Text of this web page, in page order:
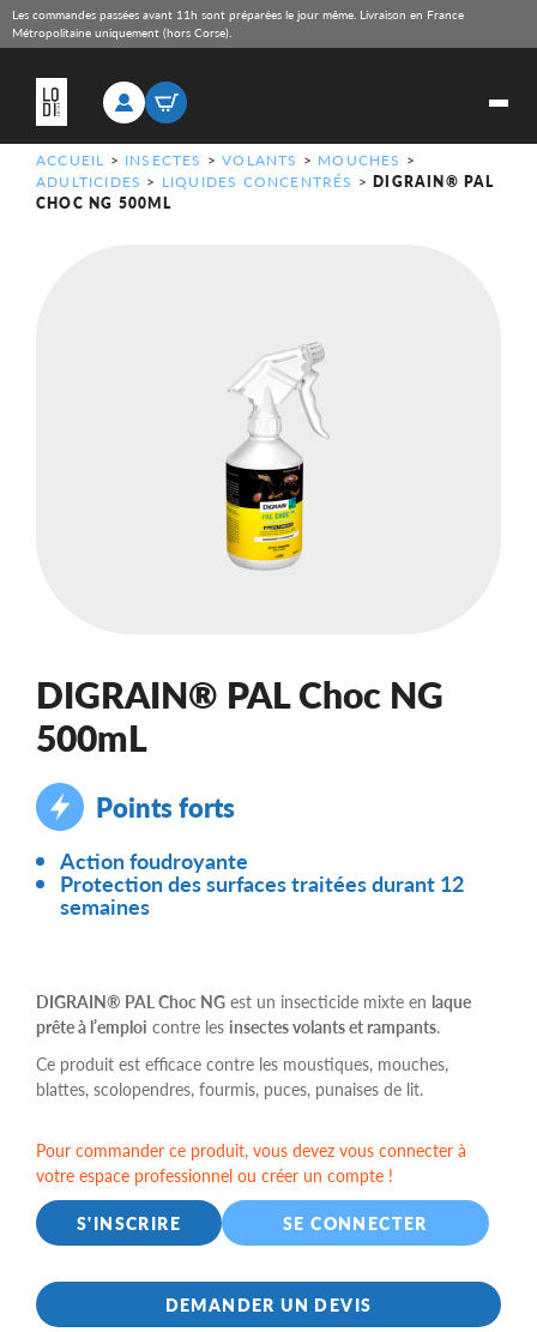
Les commandes passées avant 11h sont préparées le jour même. Livraison en France
Métropolitaine uniquement (hors Corse).
ACCUEIL > INSECTES >VOLANTS > MOUCHES >
ADULTICIDES > LIQUIDES CONCENTRÉS >DIGRAIN® PAL
CHOC NG 500ML
DIGRAIN® PAL Choc NG
500mL
Points forts
Action foudroyante
Protection des surfaces traitées durant 12
semaines
DIGRAIN® PAL Choc NG est un insecticide mixte en laque
prête à l’emploi contre les insectes volants et rampants.
Ce produit est efficace contre les moustiques, mouches,
blattes, scolopendres, fourmis, puces, punaises de lit.
Pour commander ce produit, vous devez vous connecter à
votre espace professionnel ou créer un compte !
S'INSCRIRE
SE CONNECTER
DEMANDER UN DEVIS